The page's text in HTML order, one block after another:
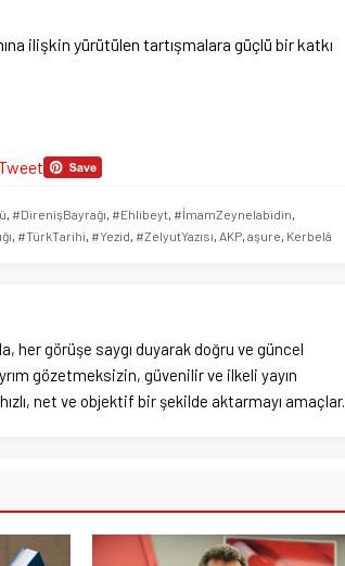
ilişkin yürütülen tartışmalara güçlü bir katkı
, #DirenişBayrağı, #Ehlibeyt, #İmamZeynelabidin,
, #TürkTarihi, #Yezid, #ZelyutYazısı, AKP, aşure, Kerbelâ
her görüşe saygı duyarak doğru ve güncel
gözetmeksizin, güvenilir ve ilkeli yayın
net ve objektif bir şekilde aktarmayı amaçlar.